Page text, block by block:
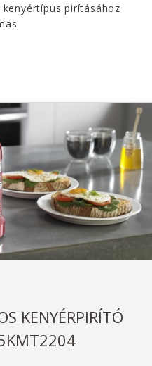
pirításához
KENYÉRPIRÍTÓ